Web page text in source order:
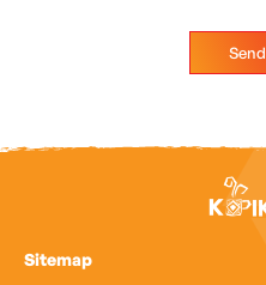
Send
Sitemap